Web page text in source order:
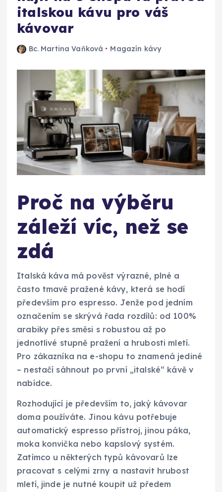
italskou kávu pro váš
kávovar
Bc. Martina Vaňková Magazín kávy
Proč na výběru
záleží víc, než se
zdá
Italská káva má pověst výrazné, plné a
často tmavě pražené kávy, která se hodí
především pro espresso. Jenže pod jedním
označením se skrývá řada rozdílů: od 100%
arabiky přes směsi s robustou až po
jednotlivé stupně pražení a hrubosti mletí.
Pro zákazníka na e-shopu to znamená jediné
– nestačí sáhnout po první „italské“ kávě v
nabídce.
Rozhodující je především to, jaký kávovar
doma používáte. Jinou kávu potřebuje
automatický espresso přístroj, jinou páka,
moka konvička nebo kapslový systém.
Zatímco u některých typů kávovarů lze
pracovat s celými zrny a nastavit hrubost
mletí, jinde je nutné koupit už předem